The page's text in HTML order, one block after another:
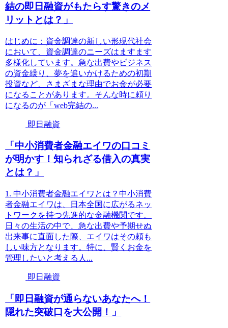
結の即日融資がもたらす驚きのメ
リットとは？」
はじめに：資金調達の新しい形現代社会
において、資金調達のニーズはますます
多様化しています。急な出費やビジネス
の資金繰り、夢を追いかけるための初期
投資など、さまざまな理由でお金が必要
になることがあります。そんな時に頼り
になるのが「web完結の...
即日融資
「中小消費者金融エイワの口コミ
が明かす！知られざる借入の真実
とは？」
1. 中小消費者金融エイワとは？中小消費
者金融エイワは、日本全国に広がるネッ
トワークを持つ先進的な金融機関です。
日々の生活の中で、急な出費や予期せぬ
出来事に直面した際、エイワはその頼も
しい味方となります。特に、賢くお金を
管理したいと考える人...
即日融資
「即日融資が通らないあなたへ！
隠れた突破口を大公開！」